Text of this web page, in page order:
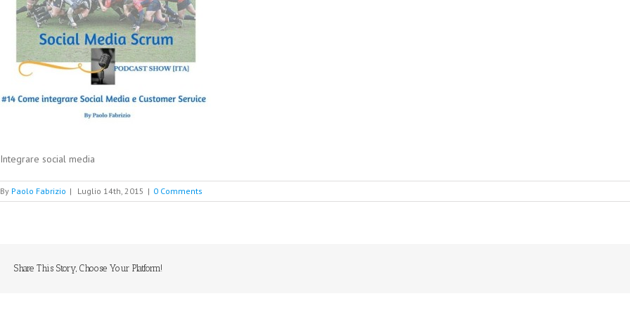
Integrare social media
By Paolo Fabrizio | Luglio 14th, 2015 | 0 Comments
Share This Story, Choose Your Platform!